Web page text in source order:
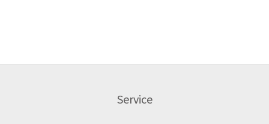
唇釉 [ 607 KAYA ]8 款棕色系唇彩・特點深度解析DETAILED ANALYSIS1. alter 焦糖唇
Service